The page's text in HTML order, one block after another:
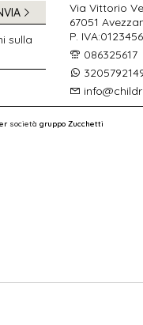
sulla
Via Vittorio
67051
P.
086325617
società gruppo Zucchetti